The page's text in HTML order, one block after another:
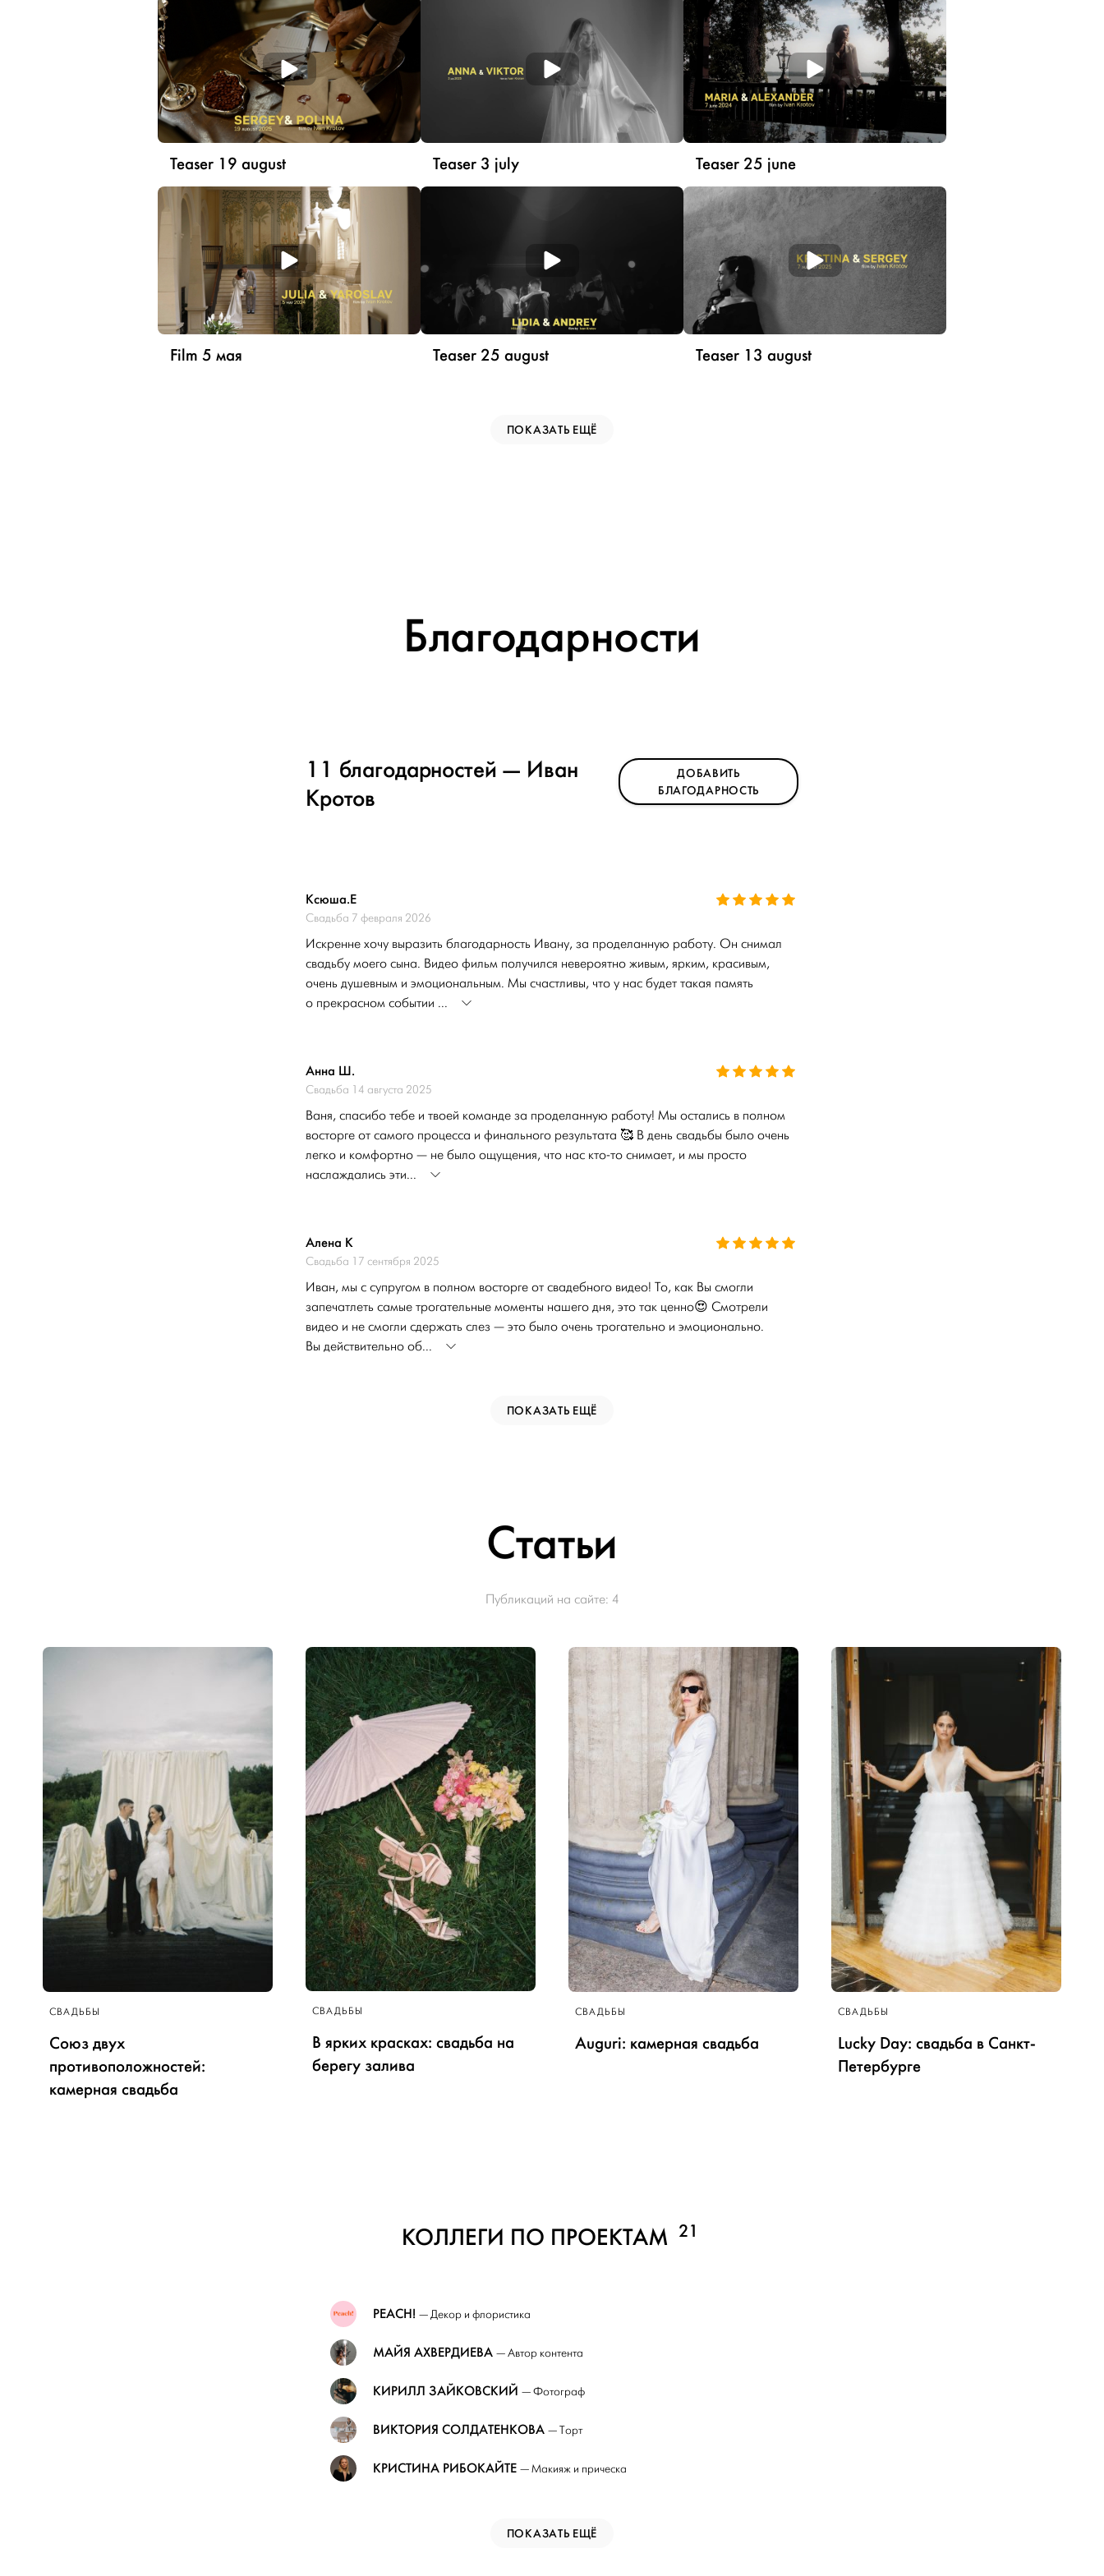
Teaser 19 august Teaser 3 july Teaser 25 june
Film 5 мая Teaser 25 august Teaser 13 august
ПОКАЗАТЬ ЕЩЁ
Благодарности
11 благодарностей — Иван
Кротов
ДОБАВИТЬ
БЛАГОДАРНОСТЬ
Ксюша.Е
Свадьба 7 февраля 2026
Искренне хочу выразить благодарность Ивану, за проделанную работу. Он снимал
свадьбу моего сына. Видео фильм получился невероятно живым, ярким, красивым,
очень душевным и эмоциональным. Мы счастливы, что у нас будет такая память
о прекрасном событии ...
Анна Ш.
Свадьба 14 августа 2025
Ваня, спасибо тебе и твоей команде за проделанную работу! Мы остались в полном
восторге от самого процесса и финального результата 🥰 В день свадьбы было очень
легко и комфортно — не было ощущения, что нас кто-то снимает, и мы просто
наслаждались эти...
Алена К
Свадьба 17 сентября 2025
Иван, мы с супругом в полном восторге от свадебного видео! То, как Вы смогли
запечатлеть самые трогательные моменты нашего дня, это так ценно😍 Смотрели
видео и не смогли сдержать слез — это было очень трогательно и эмоционально.
Вы действительно об...
ПОКАЗАТЬ ЕЩЁ
Статьи
Публикаций на сайте: 4
СВАДЬБЫ
Союз двух
противоположностей:
камерная свадьба
СВАДЬБЫ
В ярких красках: свадьба на
берегу залива
СВАДЬБЫ
Auguri: камерная свадьба
СВАДЬБЫ
Lucky Day: свадьба в Санкт-
Петербурге
КОЛЛЕГИ ПО ПРОЕКТАМ 21
PEACH! — Декор и флористика
МАЙЯ АХВЕРДИЕВА — Автор контента
КИРИЛЛ ЗАЙКОВСКИЙ — Фотограф
ВИКТОРИЯ СОЛДАТЕНКОВА — Торт
КРИСТИНА РИБОКАЙТЕ — Макияж и прическа
ПОКАЗАТЬ ЕЩЁ